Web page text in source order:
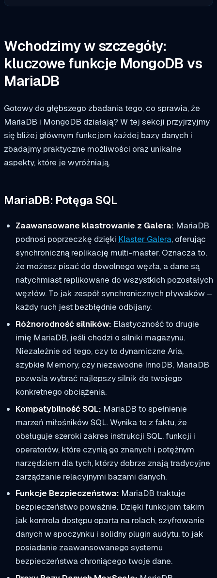
Wchodzimy w szczegóły:
kluczowe funkcje MongoDB vs
MariaDB
Gotowy do głębszego zbadania tego, co sprawia, że
MariaDB i MongoDB działają? W tej sekcji przyjrzyjmy
się bliżej głównym funkcjom każdej bazy danych i
zbadajmy praktyczne możliwości oraz unikalne
aspekty, które je wyróżniają.
MariaDB: Potęga SQL
Zaawansowane klastrowanie z Galera: MariaDB
podnosi poprzeczkę dzięki Klaster Galera, oferując
synchroniczną replikację multi-master. Oznacza to,
że możesz pisać do dowolnego węzła, a dane są
natychmiast replikowane do wszystkich pozostałych
węzłów. To jak zespół synchronicznych pływaków –
każdy ruch jest bezbłędnie odbijany.
Różnorodność silników: Elastyczność to drugie
imię MariaDB, jeśli chodzi o silniki magazynu.
Niezależnie od tego, czy to dynamiczne Aria,
szybkie Memory, czy niezawodne InnoDB, MariaDB
pozwala wybrać najlepszy silnik do twojego
konkretnego obciążenia.
Kompatybilność SQL: MariaDB to spełnienie
marzeń miłośników SQL. Wynika to z faktu, że
obsługuje szeroki zakres instrukcji SQL, funkcji i
operatorów, które czynią go znanych i potężnym
narzędziem dla tych, którzy dobrze znają tradycyjne
zarządzanie relacyjnymi bazami danych.
Funkcje Bezpieczeństwa: MariaDB traktuje
bezpieczeństwo poważnie. Dzięki funkcjom takim
jak kontrola dostępu oparta na rolach, szyfrowanie
danych w spoczynku i solidny plugin audytu, to jak
posiadanie zaawansowanego systemu
bezpieczeństwa chroniącego twoje dane.